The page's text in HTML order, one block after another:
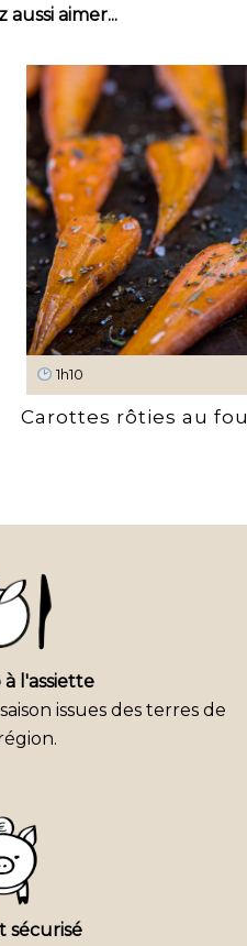
aimer...
1h10
Carottes rôties au
l'assiette
issues des terres de
sécurisé